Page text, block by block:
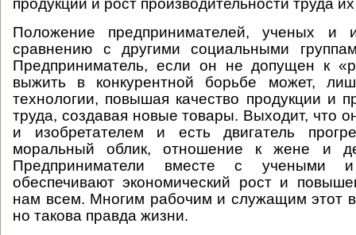
продукции и рост производительности труда
Положение предпринимателей, ученых и
сравнению с другими социальными
Предприниматель, если он не допущен к
выжить в конкурентной борьбе может,
технологии, повышая качество продукции и
труда, создавая новые товары. Выходит, что
и изобретателем и есть двигатель
моральный облик, отношение к жене и
Предприниматели вместе с учеными и
обеспечивают экономический рост и
нам всем. Многим рабочим и служащим этот
но такова правда жизни.